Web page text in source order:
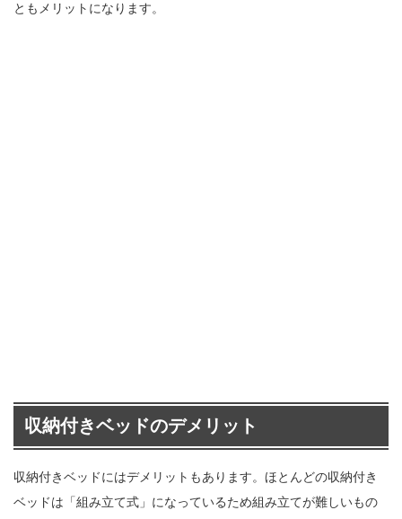
ともメリットになります。
収納付きベッドのデメリット
収納付きベッドにはデメリットもあります。ほとんどの収納付き
ベッドは「組み立て式」になっているため組み立てが難しいもの